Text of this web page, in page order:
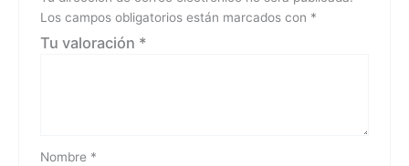
Los campos obligatorios están marcados con *
Tu valoración *
Nombre *